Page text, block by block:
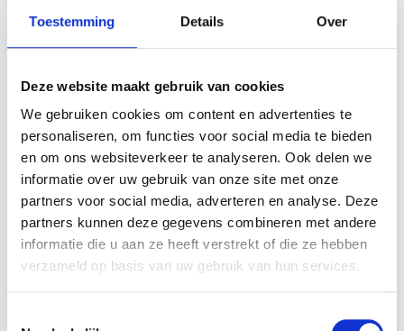
Toestemming Details Over
Deze website maakt gebruik van cookies
We gebruiken cookies om content en advertenties te
personaliseren, om functies voor social media te bieden
en om ons websiteverkeer te analyseren. Ook delen we
informatie over uw gebruik van onze site met onze
partners voor social media, adverteren en analyse. Deze
partners kunnen deze gegevens combineren met andere
informatie die u aan ze heeft verstrekt of die ze hebben
verzameld op basis van uw gebruik van hun services.
VERZIN EEN NAAM VOOR JE
Mss “Smeltmoment“. Wat vind je?